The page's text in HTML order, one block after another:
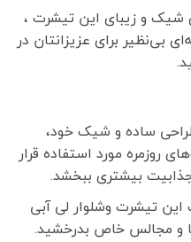
و زیبای این تیشرت ،
بی‌نظیر برای عزیزانتان در
ساده و شیک خود،
روزمره مورد استفاده قرار
بیشتری ببخشد.
تیشرت وشلوار لی آبی
و مجالس خاص بدرخشید.